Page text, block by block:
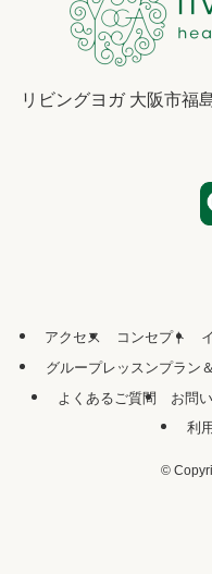
リビングヨガ 大阪市福
アクセス コンセプト
グループレッスンプラン
よくあるご質問
お問
利
©